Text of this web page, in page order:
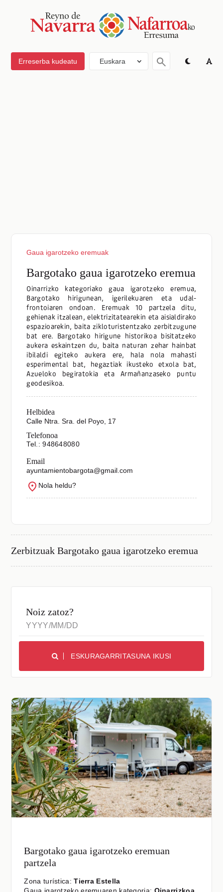
Erreserba kudeatu Euskara
Gaua igarotzeko eremuak
Bargotako gaua igarotzeko eremua
Oinarrizko kategoriako gaua igarotzeko eremua,
Bargotako hirigunean, igerilekuaren eta udal-
frontoiaren ondoan. Eremuak 10 partzela ditu,
gehienak itzalean, elektrizitatearekin eta aisialdirako
espazioarekin, baita zikloturistentzako zerbitzugune
bat ere. Bargotako hirigune historikoa bisitatzeko
aukera eskaintzen du, baita naturan zehar hainbat
ibilaldi egiteko aukera ere, hala nola mahasti
esperimental bat, hegaztiak ikusteko etxola bat,
Azueloko begiratokia eta Armañanzaseko puntu
geodesikoa.
Helbidea
Calle Ntra. Sra. del Poyo, 17
Telefonoa
Tel.: 948648080
Email
ayuntamientobargota@gmail.com
Nola heldu?
ZerbitzuakBargotako gaua igarotzeko eremua
Noiz zatoz?
ESKURAGARRITASUNA IKUSI
Bargotako gaua igarotzeko eremuan
partzela
Zona turística:Tierra Estella
Gaua igarotzeko eremuaren kategoria: Oinarrizkoa